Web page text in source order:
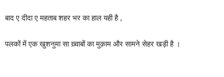
बाद ए दीदा ए महताब शहर भर का हाल यही है ,
पलकों में एक खुशनुमा सा ख़्वाबों का मुक़ाम और सामने सेहर खड़ी है ।